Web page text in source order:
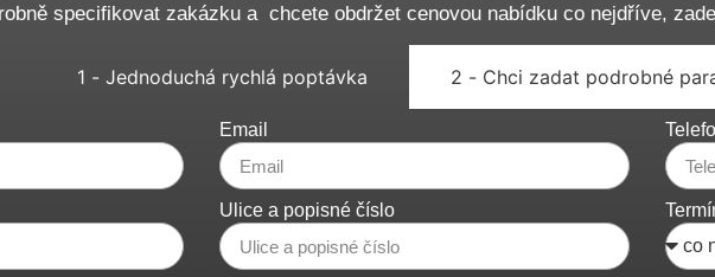
specifikovat zakázku a chcete obdržet cenovou nabídku co nejdříve,
1 - Jednoduchá rychlá poptávka 2 - Chci zadat podrobné
Email
Ulice a popisné číslo